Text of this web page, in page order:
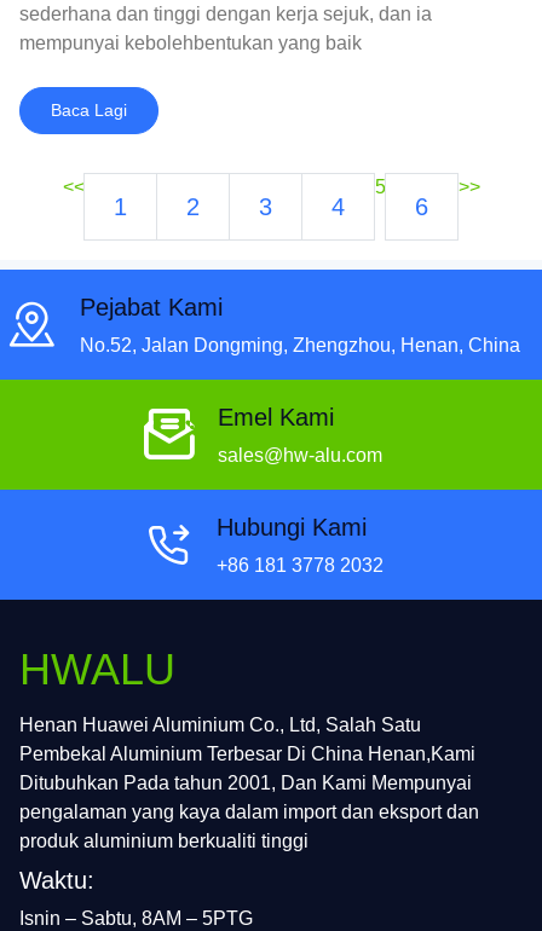
sederhana dan tinggi dengan kerja sejuk, dan ia
mempunyai kebolehbentukan yang baik
Baca Lagi
<<
1 2 3 4
5
6
>>
Pejabat Kami
No.52, Jalan Dongming, Zhengzhou, Henan, China
Emel Kami
sales@hw-alu.com
Hubungi Kami
+86 181 3778 2032
HWALU
Henan Huawei Aluminium Co., Ltd, Salah Satu
Pembekal Aluminium Terbesar Di China Henan,Kami
Ditubuhkan Pada tahun 2001, Dan Kami Mempunyai
pengalaman yang kaya dalam import dan eksport dan
produk aluminium berkualiti tinggi
Waktu:
Isnin – Sabtu, 8AM – 5PTG